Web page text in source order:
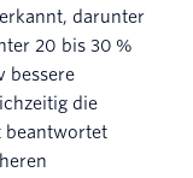
darunter
20 bis 30 %
bessere
die
beantwortet